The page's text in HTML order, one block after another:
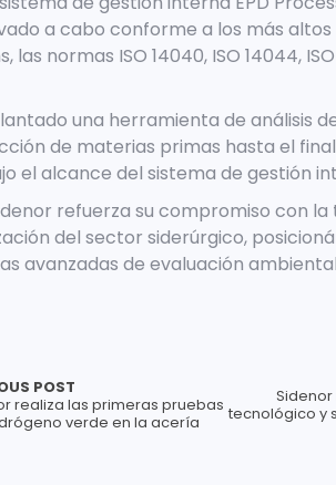
a cabo conforme a los más
las normas ISO 14040, ISO 14044,
una herramienta de análisis
de materias primas hasta el
el alcance del sistema de gestión
refuerza su compromiso con
del sector siderúrgico,
avanzadas de evaluación
POST
realiza las primeras pruebas
verde en la acería
tecnológico y